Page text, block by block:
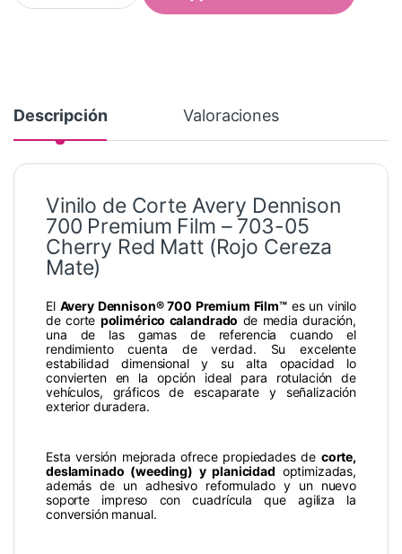
Descripción Valoraciones
Vinilo de Corte Avery Dennison
700 Premium Film – 703-05
Cherry Red Matt (Rojo Cereza
Mate)
El Avery Dennison® 700 Premium Film™es un vinilo
de corte polimérico calandrado de media duración,
una de las gamas de referencia cuando el
rendimiento cuenta de verdad. Su excelente
estabilidad dimensional y su alta opacidad lo
convierten en la opción ideal para rotulación de
vehículos, gráficos de escaparate y señalización
exterior duradera.
Esta versión mejorada ofrece propiedades de corte,
deslaminado (weeding) y planicidad optimizadas,
además de un adhesivo reformulado y un nuevo
soporte impreso con cuadrícula que agiliza la
conversión manual.